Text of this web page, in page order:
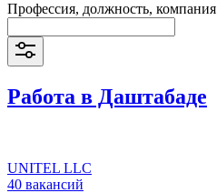
Профессия, должность, компания
Работа в Даштабаде
UNITEL LLC
40 вакансий